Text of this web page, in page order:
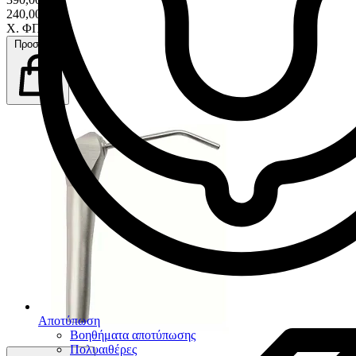
Αποτύπωση
Βοηθήματα αποτύπωσης
Πολυαιθέρες
240,00 €
Χ. ΦΠΑ
Προσθήκη